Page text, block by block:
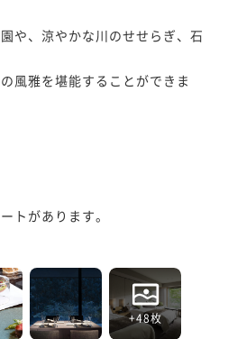
や、涼やかな川のせせらぎ、石
風雅を堪能することができま
トがあります。
+48枚